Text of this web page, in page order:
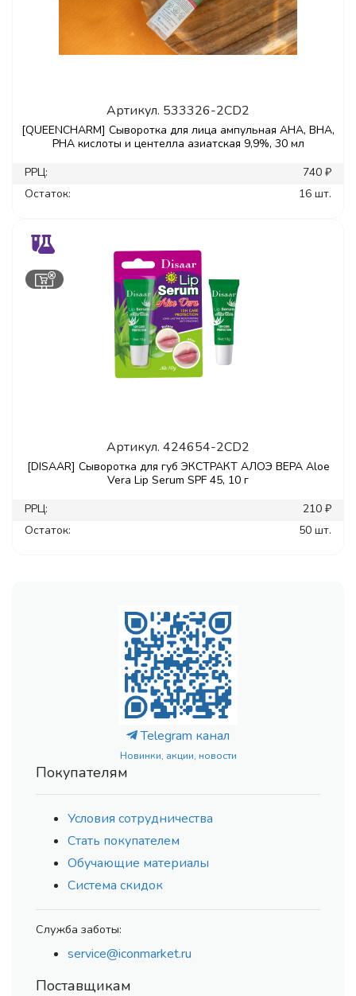
Артикул. 533326-2CD2
[QUEENCHARM] Сыворотка для лица ампульная AHA, BHA,
PHA кислоты и центелла азиатская 9,9%, 30 мл
РРЦ:
740 ₽
Остаток:
16 шт.
Артикул. 424654-2CD2
[DISAAR] Сыворотка для губ ЭКСТРАКТ АЛОЭ ВЕРА Aloe
Vera Lip Serum SPF 45, 10 г
РРЦ:
210 ₽
Остаток:
50 шт.
Telegram канал
Новинки, акции, новости
Покупателям
Условия сотрудничества
Стать покупателем
Обучающие материалы
Система скидок
Служба заботы:
service@iconmarket.ru
Поставщикам